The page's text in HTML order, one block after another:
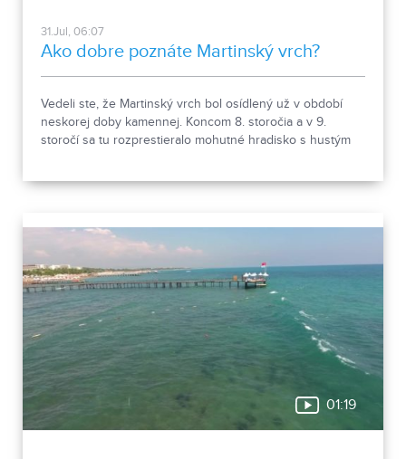
31.Jul, 06:07
Ako dobre poznáte Martinský vrch?
Vedeli ste, že Martinský vrch bol osídlený už v období
neskorej doby kamennej. Koncom 8. storočia a v 9.
storočí sa tu rozprestieralo mohutné hradisko s hustým
nemocnice s dvoma menšími pavilónmi a park.
01:19